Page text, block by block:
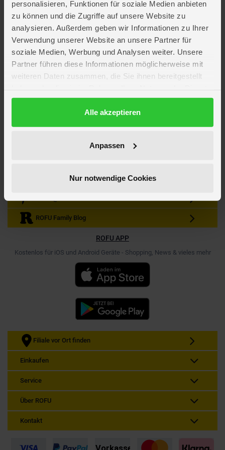
personalisieren, Funktionen für soziale Medien anbieten
zu können und die Zugriffe auf unsere Website zu
analysieren. Außerdem geben wir Informationen zu Ihrer
Verwendung unserer Website an unsere Partner für
soziale Medien, Werbung und Analysen weiter. Unsere
Partner führen diese Informationen möglicherweise mit
weiteren Daten zusammen, die Sie ihnen bereitgestellt
gesammelt haben.
DatenschutzerklärungAlle akzeptieren
Anpassen
Nur notwendige Cookies
Kein Angebot mehr verpassen
Zum Newsletter anmelden & Vorteile sichern
Anmelden
Gutscheine & Gewinnspiele
Neuheiten, Trends & Angebote
Werde unser Fan auf Facebook
ROFU Family Blog
ROFU APP
Kostenlos für iOS und Android Geräte - Shopping, News & vieles mehr
Filiale vor Ort finden
Einkaufen
Service
Über ROFU
Kontakt